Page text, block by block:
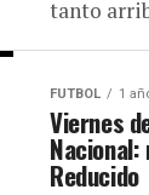
tanto
FUTBOL 1
Viernes
Reducido